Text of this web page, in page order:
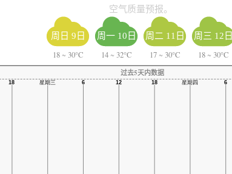
空气质量预报。
周日 9日
18 ~ 30°C
周一 10日
14 ~ 32°C
周二 11日
17 ~ 30°C
周三 12日
18 ~ 30°C
过去5天内数据